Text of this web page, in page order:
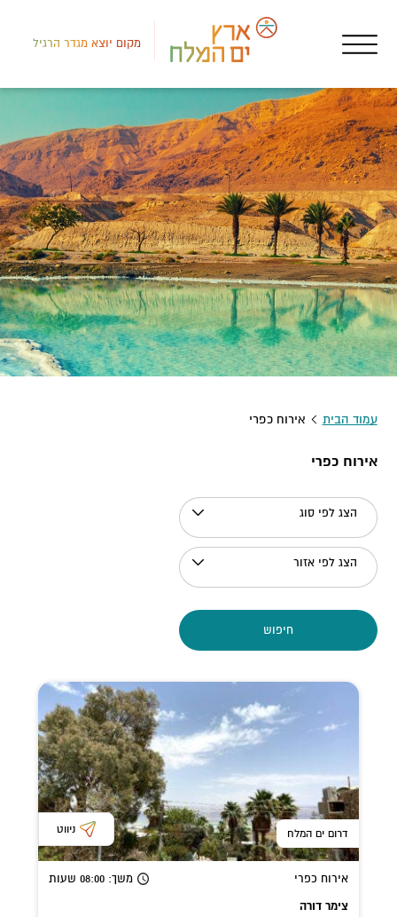
מקום יוצא מגדר הרגיל
עמוד הבית אירוח כפרי
אירוח כפרי
הצג לפי סוג
הצג לפי אזור
חיפוש
דרום ים המלח ניווט
אירוח כפרי משך: 08:00 שעות
צימר דורה